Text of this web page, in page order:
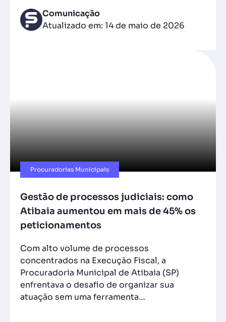
Comunicação
Atualizado em: 14 de maio de 2026
Procuradorias Municipais
Gestão de processos judiciais: como
Atibaia aumentou em mais de 45% os
peticionamentos
Com alto volume de processos
concentrados na Execução Fiscal, a
Procuradoria Municipal de Atibaia (SP)
enfrentava o desafio de organizar sua
atuação sem uma ferramenta…